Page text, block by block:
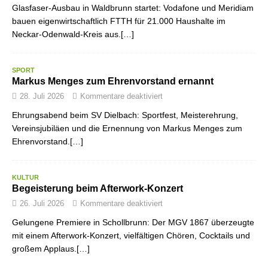
Glasfaser-Ausbau in Waldbrunn startet: Vodafone und Meridiam
bauen eigenwirtschaftlich FTTH für 21.000 Haushalte im
Neckar-Odenwald-Kreis aus.[…]
SPORT
Markus Menges zum Ehrenvorstand ernannt
28. Juli 2026 Kommentare deaktiviert
Ehrungsabend beim SV Dielbach: Sportfest, Meisterehrung,
Vereinsjubiläen und die Ernennung von Markus Menges zum
Ehrenvorstand.[…]
KULTUR
Begeisterung beim Afterwork-Konzert
26. Juli 2026 Kommentare deaktiviert
Gelungene Premiere in Schollbrunn: Der MGV 1867 überzeugte
mit einem Afterwork-Konzert, vielfältigen Chören, Cocktails und
großem Applaus.[…]